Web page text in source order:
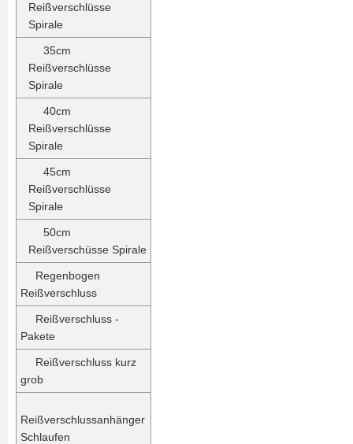
Reißverschlüsse
Spirale
35cm
Reißverschlüsse
Spirale
40cm
Reißverschlüsse
Spirale
45cm
Reißverschlüsse
Spirale
50cm
Reißverschüsse Spirale
Regenbogen
Reißverschluss
Reißverschluss -
Pakete
Reißverschluss kurz
grob
Reißverschlussanhänger
Schlaufen